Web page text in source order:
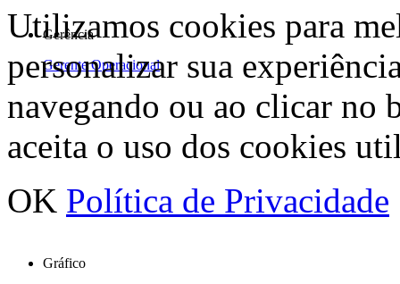
Gerência
Gerente Operacional
Gráfico
Utilizamos cookies para
personalizar sua
navegando ou ao clicar no
aceita o uso dos cookies
OK Política de Privacidade